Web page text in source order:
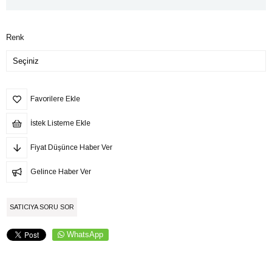
Renk
Favorilere Ekle
İstek Listeme Ekle
Fiyat Düşünce Haber Ver
Gelince Haber Ver
SATICIYA SORU SOR
WhatsApp